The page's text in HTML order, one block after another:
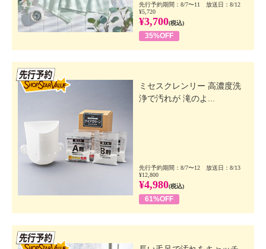
先行予約期間：8/7〜11 放送日：8/12
¥5,720
¥3,700(税込)
35%OFF
ミセスクレンリー 高濃度洗
浄で汚れが 滝のよ...
先行予約期間：8/7〜12 放送日：8/13
¥12,800
¥4,980(税込)
61%OFF